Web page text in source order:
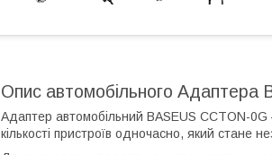
Опис автомобільного Адаптера
Адаптер автомобільний BASEUS CCTON-0G
кількості пристроїв одночасно, який стане